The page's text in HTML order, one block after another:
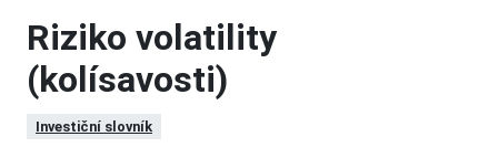
Riziko volatility
(kolísavosti)
Investiční slovník